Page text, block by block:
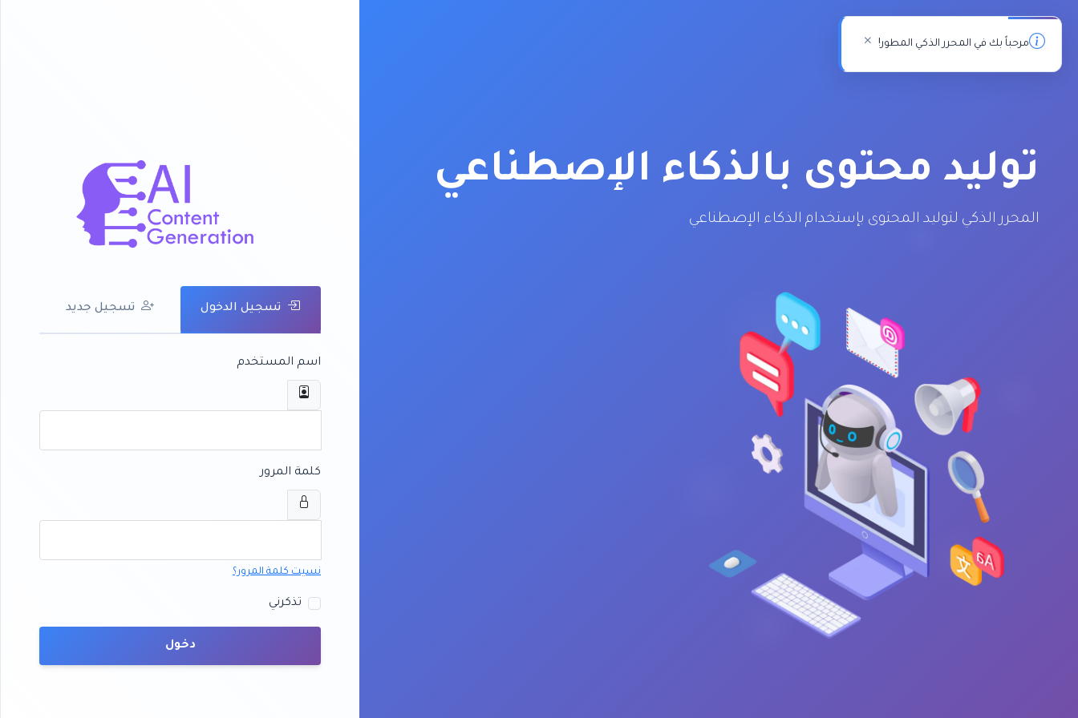
توليد محتوى بالذكاء الإصطناعي
المحرر الذكي لتوليد المحتوى بإستخدام الذكاء الإصطناعي
تسجيل الدخول تسجيل جديد
اسم المستخدم
كلمة المرور
نسيت كلمة المرور؟
تذكرني
دخول
مرحباً بك في المحرر الذكي المطور!